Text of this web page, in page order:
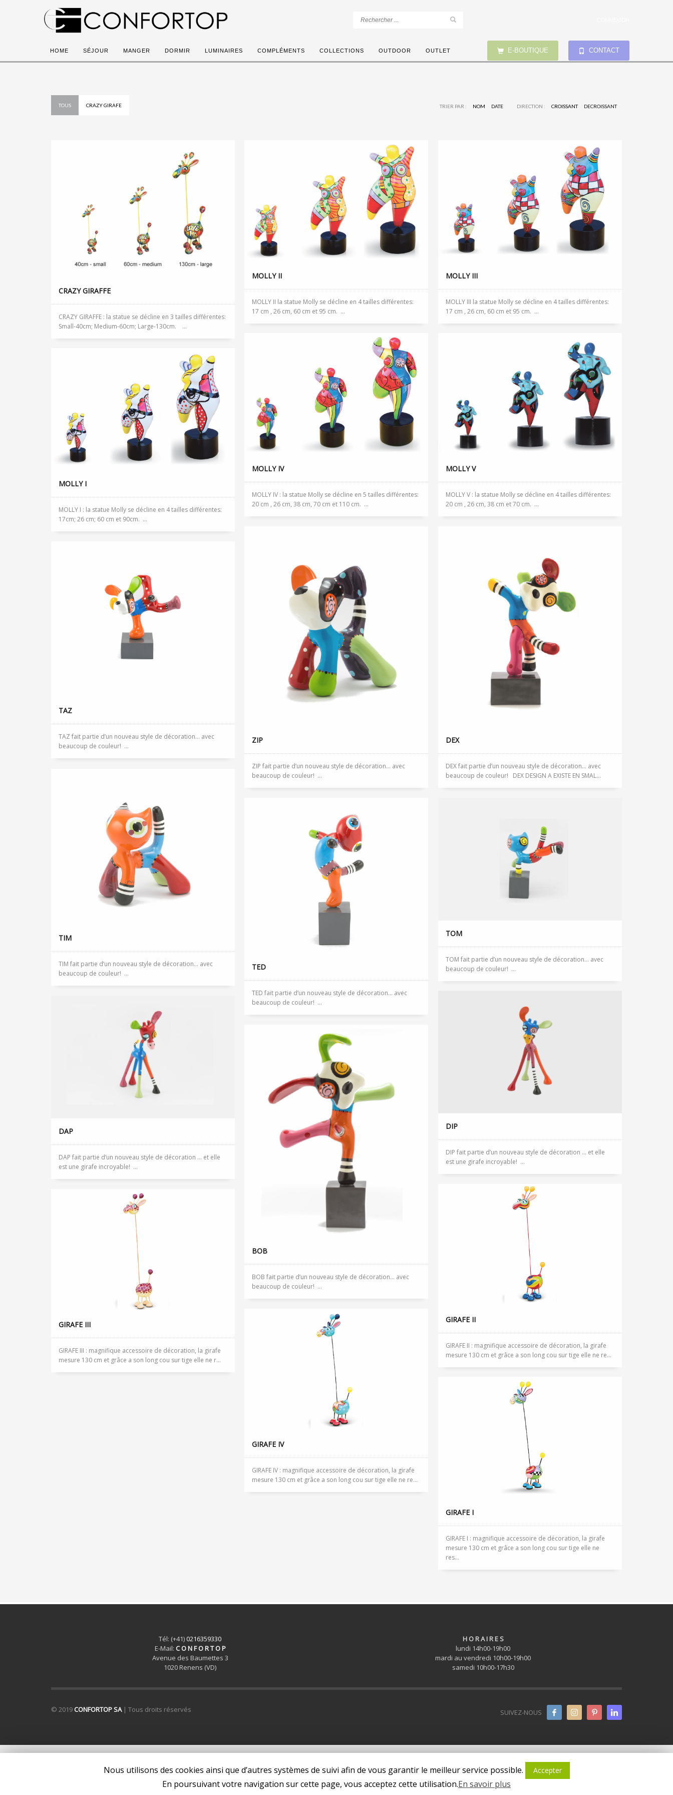
HOME SÉJOUR MANGER DORMIR LUMINAIRES COMPLÉMENTS COLLECTIONS OUTDOOR OUTLET E-BOUTIQUE CONTACT
TRIER PAR : NOM DATE DIRECTION : CROISSANT DECROISSANT
TOUS CRAZY GIRAFE
CRAZY GIRAFFE
CRAZY GIRAFFE : la statue se décline en 3 tailles différentes:
Small-40cm; Medium-60cm; Large-130cm. ...
MOLLY II
MOLLY II la statue Molly se décline en 4 tailles différentes:
17 cm , 26 cm, 60 cm et 95 cm. ...
MOLLY III
MOLLY III la statue Molly se décline en 4 tailles différentes:
17 cm , 26 cm, 60 cm et 95 cm. ...
MOLLY IV
MOLLY IV : la statue Molly se décline en 5 tailles différentes:
20 cm , 26 cm, 38 cm, 70 cm et 110 cm. ...
MOLLY V
MOLLY V : la statue Molly se décline en 4 tailles différentes:
20 cm , 26 cm, 38 cm et 70 cm. ...
MOLLY I
MOLLY I : la statue Molly se décline en 4 tailles différentes:
17cm; 26 cm; 60 cm et 90cm. ...
GIRAFE I
GIRAFE I : magnifique accessoire de décoration, la girafe
mesure 130 cm et grâce a son long cou sur tige elle ne
res...
GIRAFE IV
GIRAFE IV : magnifique accessoire de décoration, la girafe
mesure 130 cm et grâce a son long cou sur tige elle ne re...
GIRAFE III
GIRAFE III : magnifique accessoire de décoration, la girafe
mesure 130 cm et grâce a son long cou sur tige elle ne r...
GIRAFE II
GIRAFE II : magnifique accessoire de décoration, la girafe
mesure 130 cm et grâce a son long cou sur tige elle ne re...
BOB
BOB fait partie d’un nouveau style de décoration… avec
beaucoup de couleur! ...
DAP
DAP fait partie d’un nouveau style de décoration … et elle
est une girafe incroyable! ...
DIP
DIP fait partie d’un nouveau style de décoration … et elle
est une girafe incroyable! ...
TOM
TOM fait partie d’un nouveau style de décoration… avec
beaucoup de couleur! ...
TED
TED fait partie d’un nouveau style de décoration… avec
beaucoup de couleur! ...
TIM
TIM fait partie d’un nouveau style de décoration… avec
beaucoup de couleur! ...
TAZ
TAZ fait partie d’un nouveau style de décoration… avec
beaucoup de couleur! ...
DEX
DEX fait partie d’un nouveau style de décoration… avec
beaucoup de couleur! DEX DESIGN A EXISTE EN SMAL...
ZIP
ZIP fait partie d’un nouveau style de décoration… avec
beaucoup de couleur! ...
Tél: (+41)0216359330
E-Mail: C O N F O R T O P
Avenue des Baumettes 3
1020 Renens (VD)
H O R A I R E S
lundi 14h00-19h00
mardi au vendredi 10h00-19h00
samedi 10h00-17h30
SUIVEZ-NOUS
© 2019 CONFORTOP SA| Tous droits réservés
Nous utilisons des cookies ainsi que d’autres systèmes de suivi afin de vous garantir le meilleur service possible. Accepter
En poursuivant votre navigation sur cette page, vous acceptez cette utilisation.En savoir plus